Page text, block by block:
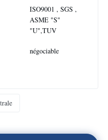
ISO9001 , SGS ,
ASME "S"
"U",TUV
négociable